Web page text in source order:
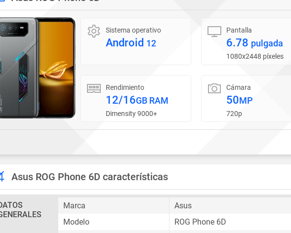
Sistema operativo
Android 12
Pantalla
6.78 pulgada
1080x2448 píxeles
Rendimiento
12/16GB RAM
Dimensity 9000+
Cámara
50MP
720p
Asus ROG Phone 6D características
Marca
Asus
Modelo
ROG Phone 6D